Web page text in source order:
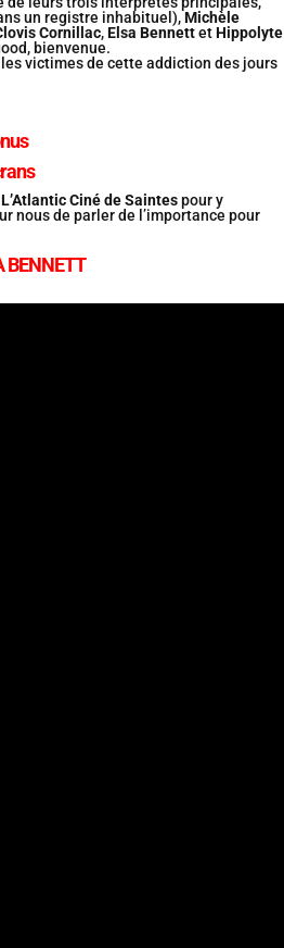
un registre inhabituel),Michèle
Cornillac,Elsa BennettetHippolyte
bienvenue.
victimes de cette addiction des jours
L’Atlantic Ciné de Saintespour y
nous de parler de l’importance pour
BENNETT